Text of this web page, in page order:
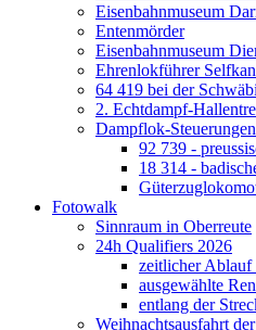
Eisenbahnmuseum
Entenmörder
Eisenbahnmuseum
Ehrenlokführer
64 419 bei der
2. Echtdampf-
Dampflok-
92 739 -
18 314 -
Fotowalk
Sinnraum in Oberreute
24h Qualifiers 2026
zeitlicher Ablauf
ausgewählte
entlang der
Weihnachtsausfahrt